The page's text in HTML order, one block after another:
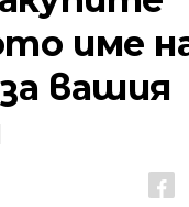
име
вашия